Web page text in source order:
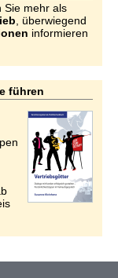
Sie mehr als
, überwiegend
informieren
führen